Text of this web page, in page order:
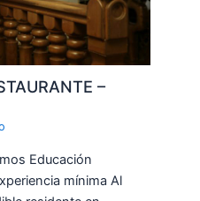
–
Educación
mínima Al